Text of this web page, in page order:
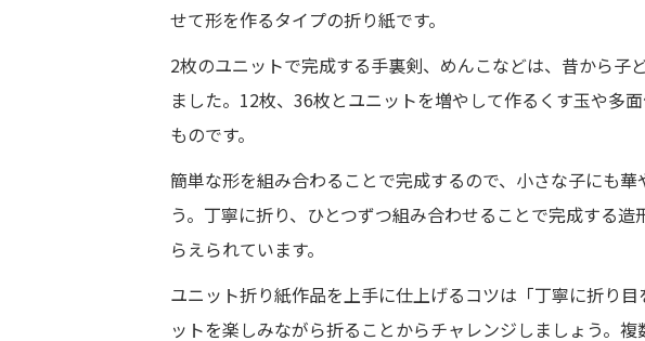
せて形を作るタイプの折り紙です。
2枚のユニットで完成する手裏剣、めんこなどは、昔から子
ました。12枚、36枚とユニットを増やして作るくす玉や多
ものです。
簡単な形を組み合わることで完成するので、小さな子にも
う。丁寧に折り、ひとつずつ組み合わせることで完成する
らえられています。
ユニット折り紙作品を上手に仕上げるコツは「丁寧に折り
ットを楽しみながら折ることからチャレンジしましょう。複